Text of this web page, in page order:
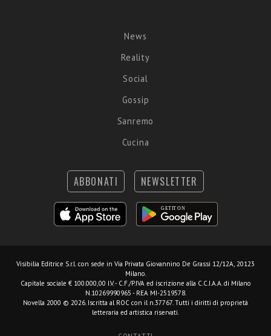
News
Reality
Social
Gossip
Sanremo
Cucina
ABBONATI NEWSLETTER
Visibilia Editrice S.r.l. con sede in Via Privata Giovannino De Grassi 12/12A, 20123
Milano.
Capitale sociale € 100.000,00 I.V. - C.F./P.IVA ed iscrizione alla C.C.I.A.A. di Milano
N.10269990965 - REA MI-2519578.
Novella 2000 © 2026. Iscritta al ROC con il n.37767. Tutti i diritti di proprietà
letteraria ed artistica riservati.